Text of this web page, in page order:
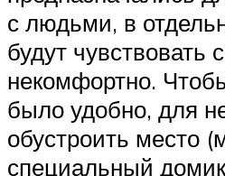
с людьми, в
будут чувствовать
некомфортно.
было удобно, для
обустроить место
специальный